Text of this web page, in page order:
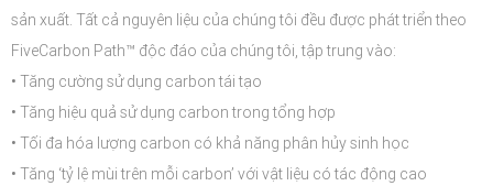
sản xuất. Tất cả nguyên liệu của chúng tôi đều được phát triển theo
FiveCarbon Path™ độc đáo của chúng tôi, tập trung vào:
• Tăng cường sử dụng carbon tái tạo
• Tăng hiệu quả sử dụng carbon trong tổng hợp
• Tối đa hóa lượng carbon có khả năng phân hủy sinh học
• Tăng ‘tỷ lệ mùi trên mỗi carbon’ với vật liệu có tác động cao